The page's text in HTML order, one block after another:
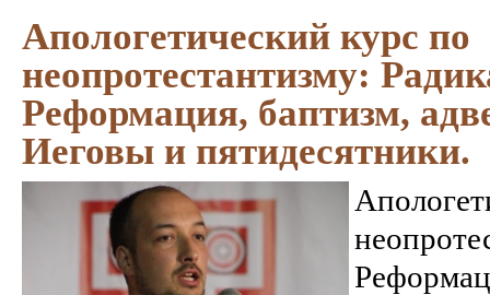
Апологетический курс по
неопротестантизму:
Реформация, баптизм,
Иеговы и пятидесятники.